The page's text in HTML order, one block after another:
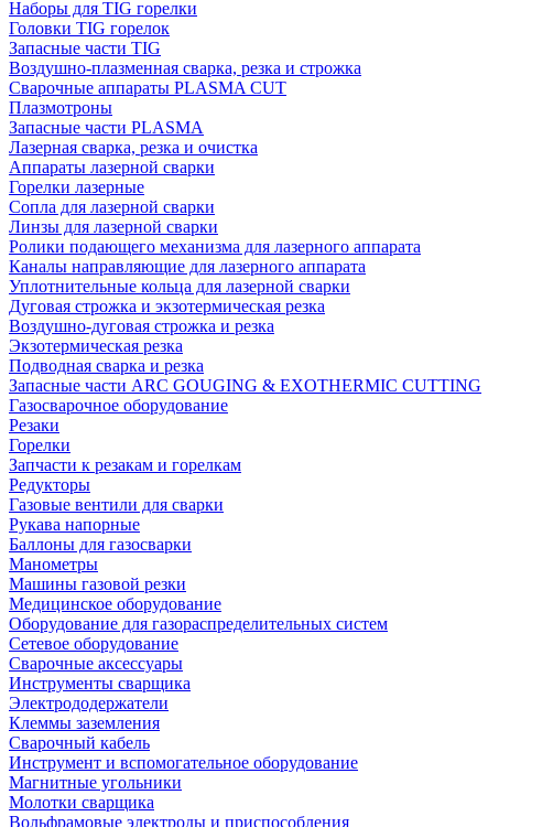
Наборы для TIG горелки
Головки TIG горелок
Запасные части TIG
Воздушно-плазменная сварка, резка и строжка
Сварочные аппараты PLASMA CUT
Плазмотроны
Запасные части PLASMA
Лазерная сварка, резка и очистка
Аппараты лазерной сварки
Горелки лазерные
Сопла для лазерной сварки
Линзы для лазерной сварки
Ролики подающего механизма для лазерного аппарата
Каналы направляющие для лазерного аппарата
Уплотнительные кольца для лазерной сварки
Дуговая строжка и экзотермическая резка
Воздушно-дуговая строжка и резка
Экзотермическая резка
Подводная сварка и резка
Запасные части ARC GOUGING & EXOTHERMIC CUTTING
Газосварочное оборудование
Резаки
Горелки
Запчасти к резакам и горелкам
Редукторы
Газовые вентили для сварки
Рукава напорные
Баллоны для газосварки
Манометры
Машины газовой резки
Медицинское оборудование
Оборудование для газораспределительных систем
Сетевое оборудование
Сварочные аксессуары
Инструменты сварщика
Электрододержатели
Клеммы заземления
Сварочный кабель
Инструмент и вспомогательное оборудование
Магнитные угольники
Молотки сварщика
Вольфрамовые электроды и приспособления